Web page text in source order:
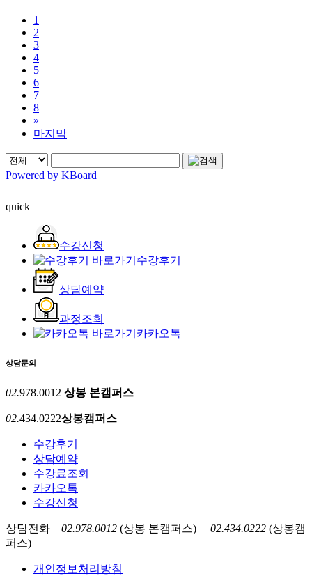
1
2
3
4
5
6
7
8
»
마지막
Powered by KBoard
quick
수강신청
수강후기
상담예약
과정조회
카카오톡
상담문의
02.978.0012 상봉 본캠퍼스
02.434.0222상봉캠퍼스
수강후기
상담예약
수강료조회
카카오톡
수강신청
상담전화 02.978.0012 (상봉 본캠퍼스) 02.434.0222 (상봉캠
퍼스)
개인정보처리방침